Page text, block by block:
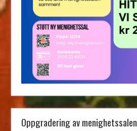
Oppgradering av menighetssalen